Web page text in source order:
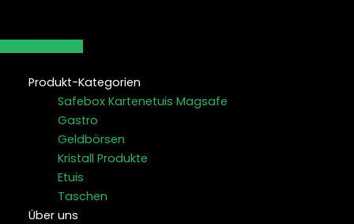
u
Produkt-Kategorien
Safebox Kartenetuis Magsafe
Gastro
Geldbörsen
Kristall Produkte
Etuis
Taschen
Über uns